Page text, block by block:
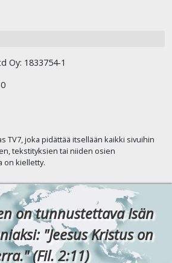
Oy: 1833754-1
TV7, joka pidättää itsellään kaikki sivuihin
tekstityksien tai niiden osien
on kielletty.
on tunnustettava Isän
"Jeesus Kristus on
(Fil. 2:11)